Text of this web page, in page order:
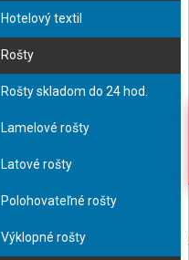
Hotelový textil
Rošty
Rošty skladom do 24 hod.
Lamelové rošty
Latové rošty
Polohovateľné rošty
Výklopné rošty